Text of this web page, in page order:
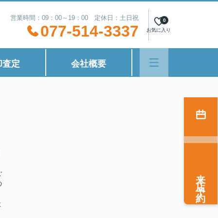
営業時間：09：00～19：00 定休日：土日祝
077-514-3337 お気に入り
0
査定 会社概要
来店予約